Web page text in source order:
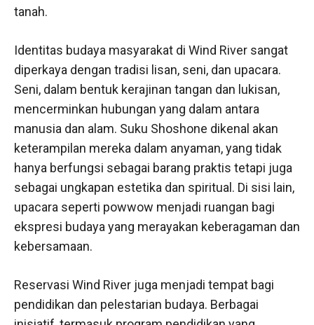
tanah.
Identitas budaya masyarakat di Wind River sangat
diperkaya dengan tradisi lisan, seni, dan upacara.
Seni, dalam bentuk kerajinan tangan dan lukisan,
mencerminkan hubungan yang dalam antara
manusia dan alam. Suku Shoshone dikenal akan
keterampilan mereka dalam anyaman, yang tidak
hanya berfungsi sebagai barang praktis tetapi juga
sebagai ungkapan estetika dan spiritual. Di sisi lain,
upacara seperti powwow menjadi ruangan bagi
ekspresi budaya yang merayakan keberagaman dan
kebersamaan.
Reservasi Wind River juga menjadi tempat bagi
pendidikan dan pelestarian budaya. Berbagai